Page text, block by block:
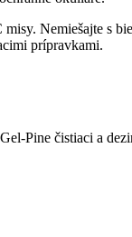
misy. Nemiešajte s
prípravkami.
Pine čistiaci a